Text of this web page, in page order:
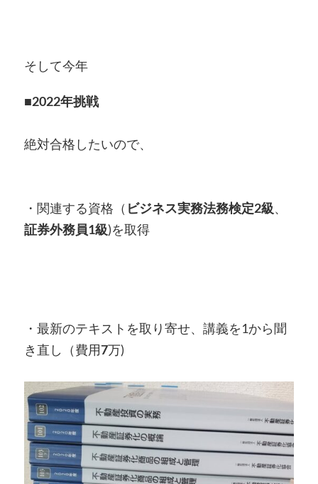
そして今年
■2022年挑戦
絶対合格したいので、
・関連する資格（ ビジネス実務法務検定2級、
証券外務員1級)を取得
・最新のテキストを取り寄せ、講義を1から聞
き直し（費用7万)